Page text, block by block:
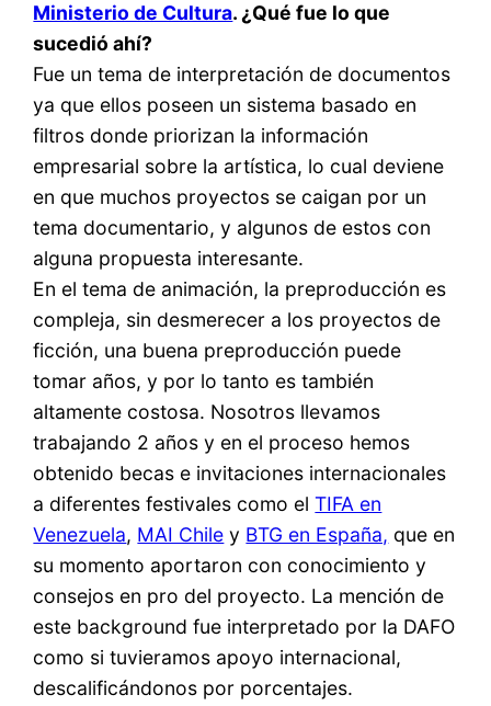
Ministerio de Cultura. ¿Qué fue lo que
sucedió ahí?
Fue un tema de interpretación de documentos
ya que ellos poseen un sistema basado en
filtros donde priorizan la información
empresarial sobre la artística, lo cual deviene
en que muchos proyectos se caigan por un
tema documentario, y algunos de estos con
alguna propuesta interesante.
En el tema de animación, la preproducción es
compleja, sin desmerecer a los proyectos de
ficción, una buena preproducción puede
tomar años, y por lo tanto es también
altamente costosa. Nosotros llevamos
trabajando 2 años y en el proceso hemos
obtenido becas e invitaciones internacionales
a diferentes festivales como elTIFA en
Venezuela, MAI Chile y BTG en España, que en
su momento aportaron con conocimiento y
consejos en pro del proyecto. La mención de
este background fue interpretado por la DAFO
como si tuvieramos apoyo internacional,
descalificándonos por porcentajes.